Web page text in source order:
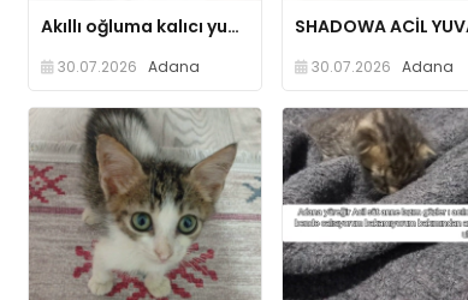
Akıllı oğluma kalıcı yuva arıyorum
30.07.2026 Adana
SHADOWA ACİL
30.07.2026 Adana